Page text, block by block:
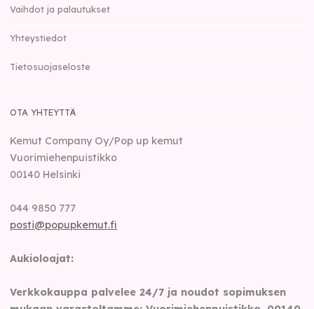
Vaihdot ja palautukset
Yhteystiedot
Tietosuojaseloste
OTA YHTEYTTÄ
Kemut Company Oy/Pop up kemut
Vuorimiehenpuistikko
00140 Helsinki
044 9850 777
posti@popupkemut.fi
Aukioloajat:
Verkkokauppa palvelee 24/7 ja noudot sopimuksen